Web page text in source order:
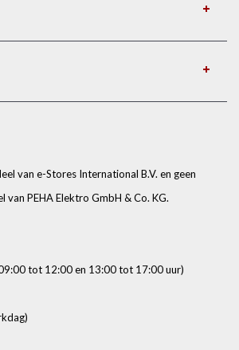
van e-Stores International B.V. en geen
PEHA Elektro GmbH & Co. KG.
tot 12:00 en 13:00 tot 17:00 uur)